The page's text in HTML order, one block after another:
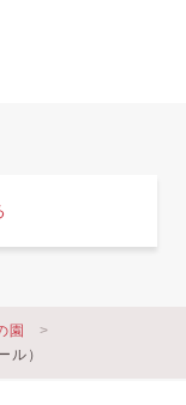
園
ル）